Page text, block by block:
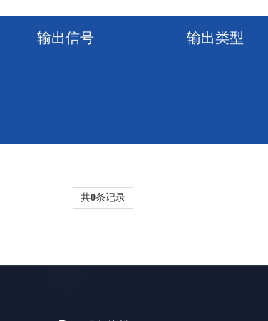
输出信号 输出类型
共0条记录